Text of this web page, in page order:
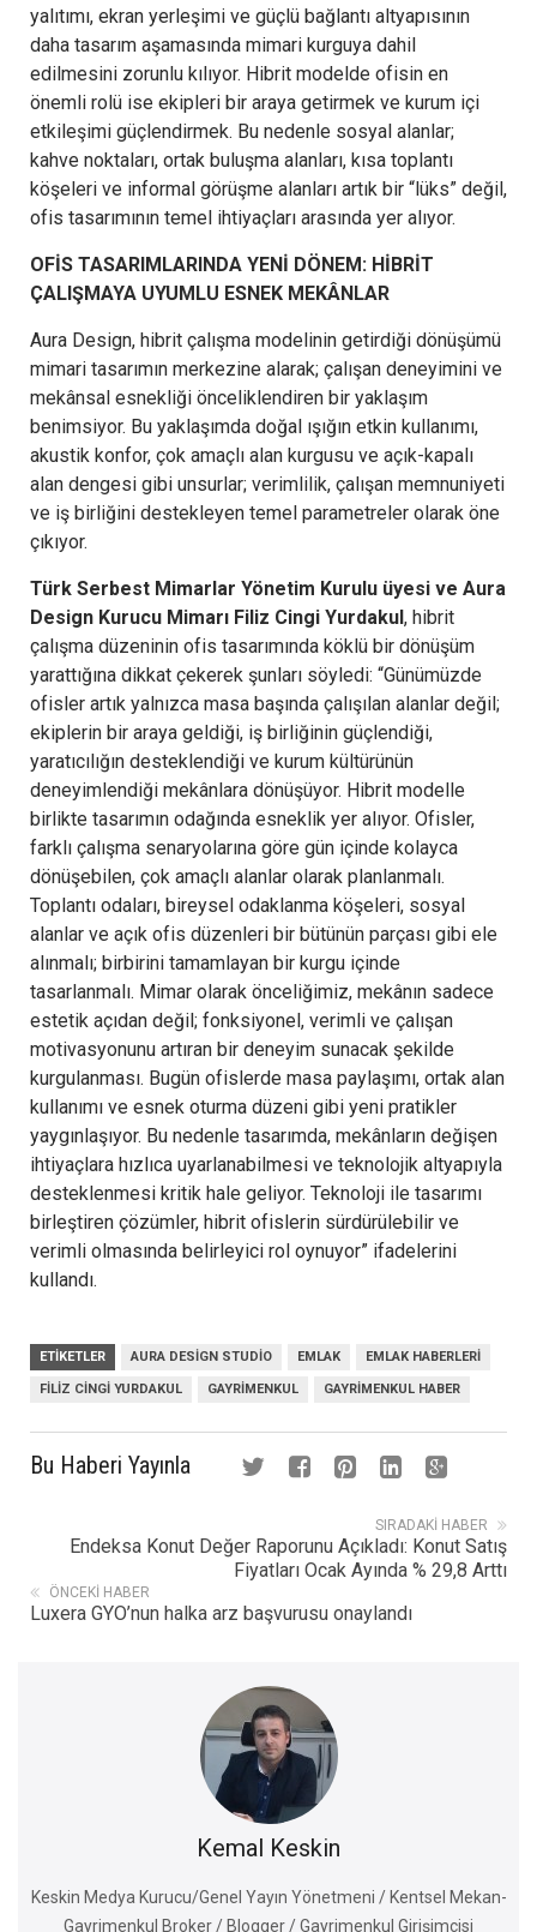
yalıtımı, ekran yerleşimi ve güçlü bağlantı altyapısının
daha tasarım aşamasında mimari kurguya dahil
edilmesini zorunlu kılıyor. Hibrit modelde ofisin en
önemli rolü ise ekipleri bir araya getirmek ve kurum içi
etkileşimi güçlendirmek. Bu nedenle sosyal alanlar;
kahve noktaları, ortak buluşma alanları, kısa toplantı
köşeleri ve informal görüşme alanları artık bir “lüks” değil,
ofis tasarımının temel ihtiyaçları arasında yer alıyor.
OFİS TASARIMLARINDA YENİ DÖNEM: HİBRİT
ÇALIŞMAYA UYUMLU ESNEK MEKÂNLAR
Aura Design, hibrit çalışma modelinin getirdiği dönüşümü
mimari tasarımın merkezine alarak; çalışan deneyimini ve
mekânsal esnekliği önceliklendiren bir yaklaşım
benimsiyor. Bu yaklaşımda doğal ışığın etkin kullanımı,
akustik konfor, çok amaçlı alan kurgusu ve açık-kapalı
alan dengesi gibi unsurlar; verimlilik, çalışan memnuniyeti
ve iş birliğini destekleyen temel parametreler olarak öne
çıkıyor.
Türk Serbest Mimarlar Yönetim Kurulu üyesi ve Aura
Design Kurucu Mimarı Filiz Cingi Yurdakul, hibrit
çalışma düzeninin ofis tasarımında köklü bir dönüşüm
yarattığına dikkat çekerek şunları söyledi: “Günümüzde
ofisler artık yalnızca masa başında çalışılan alanlar değil;
ekiplerin bir araya geldiği, iş birliğinin güçlendiği,
yaratıcılığın desteklendiği ve kurum kültürünün
deneyimlendiği mekânlara dönüşüyor. Hibrit modelle
birlikte tasarımın odağında esneklik yer alıyor. Ofisler,
farklı çalışma senaryolarına göre gün içinde kolayca
dönüşebilen, çok amaçlı alanlar olarak planlanmalı.
Toplantı odaları, bireysel odaklanma köşeleri, sosyal
alanlar ve açık ofis düzenleri bir bütünün parçası gibi ele
alınmalı; birbirini tamamlayan bir kurgu içinde
tasarlanmalı. Mimar olarak önceliğimiz, mekânın sadece
estetik açıdan değil; fonksiyonel, verimli ve çalışan
motivasyonunu artıran bir deneyim sunacak şekilde
kurgulanması. Bugün ofislerde masa paylaşımı, ortak alan
kullanımı ve esnek oturma düzeni gibi yeni pratikler
yaygınlaşıyor. Bu nedenle tasarımda, mekânların değişen
ihtiyaçlara hızlıca uyarlanabilmesi ve teknolojik altyapıyla
desteklenmesi kritik hale geliyor. Teknoloji ile tasarımı
birleştiren çözümler, hibrit ofislerin sürdürülebilir ve
verimli olmasında belirleyici rol oynuyor” ifadelerini
kullandı.
ETIKETLER AURA DESIGN STUDIO EMLAK EMLAK HABERLERI
FILIZ CINGI YURDAKUL GAYRIMENKUL GAYRIMENKUL HABER
Bu Haberi Yayınla
SIRADAKI HABER
Endeksa Konut Değer Raporunu Açıkladı: Konut Satış
Fiyatları Ocak Ayında % 29,8 Arttı
ÖNCEKI HABER
Luxera GYO’nun halka arz başvurusu onaylandı
Kemal Keskin
Keskin Medya Kurucu/Genel Yayın Yönetmeni / Kentsel Mekan-
Gayrimenkul Broker / Blogger / Gayrimenkul Girişimcisi